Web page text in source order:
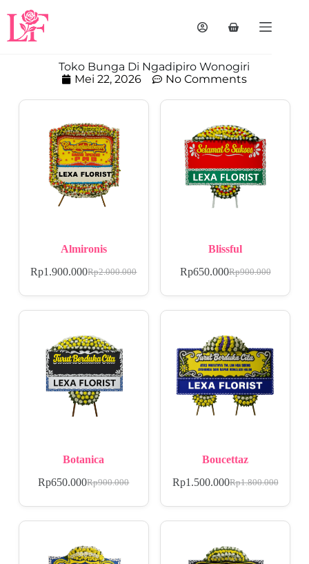
Toko Bunga Di Ngadipiro Wonogiri
Mei 22, 2026
No Comments
Almironis
Rp2.000.000
Rp1.900.000
Blissful
Rp900.000
Rp650.000
Botanica
Rp900.000
Rp650.000
Boucettaz
Rp1.800.000
Rp1.500.000